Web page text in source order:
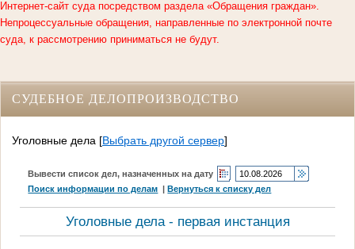
Интернет-сайт суда посредством раздела «Обращения граждан».
Непроцессуальные обращения, направленные по электронной почте
суда, к рассмотрению приниматься не будут.
СУДЕБНОЕ ДЕЛОПРОИЗВОДСТВО
Уголовные дела [Выбрать другой сервер]
Вывести список дел, назначенных на дату
Поиск информации по делам |Вернуться к списку дел
Уголовные дела - первая инстанция